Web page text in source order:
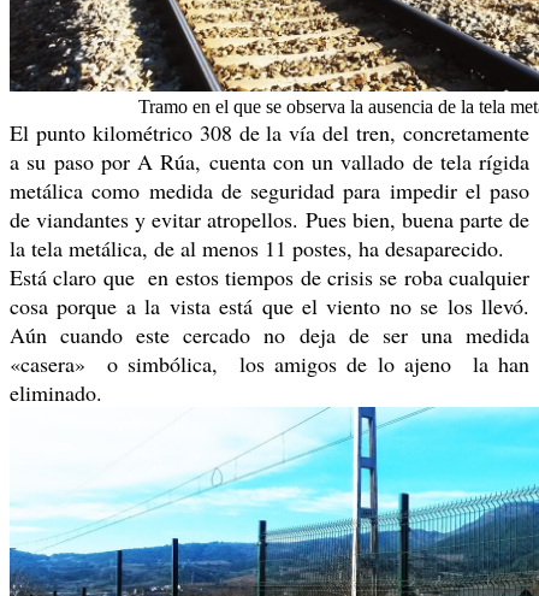
Tramo en el que se observa la ausencia de la tela
El punto kilométrico 308 de la vía del tren, concretamente
a su paso por A Rúa, cuenta con un vallado de tela rígida
metálica como medida de seguridad para impedir el paso
de viandantes y evitar atropellos. Pues bien, buena parte de
la tela metálica, de al menos 11 postes, ha desaparecido.
Está claro que en estos tiempos de crisis se roba cualquier
cosa porque a la vista está que el viento no se los llevó.
Aún cuando este cercado no deja de ser una medida
«casera» o simbólica, los amigos de lo ajeno la han
eliminado.